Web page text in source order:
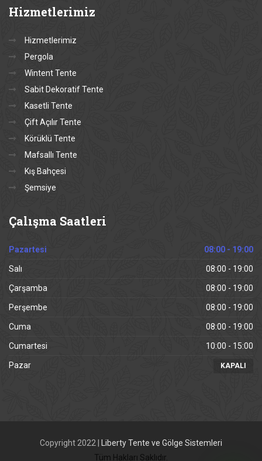
Hizmetlerimiz
Hizmetlerimiz
Pergola
Wintent Tente
Sabit Dekoratif Tente
Kasetli Tente
Çift Açılır Tente
Körüklü Tente
Mafsallı Tente
Kış Bahçesi
Şemsiye
Çalışma Saatleri
Pazartesi 08:00 - 19:00
Salı 08:00 - 19:00
Çarşamba 08:00 - 19:00
Perşembe 08:00 - 19:00
Cuma 08:00 - 19:00
Cumartesi 10:00 - 15:00
Pazar KAPALI
Copyright 2022 |
Liberty Tente ve Gölge Sistemleri
Tüm Hakları Saklıdır.